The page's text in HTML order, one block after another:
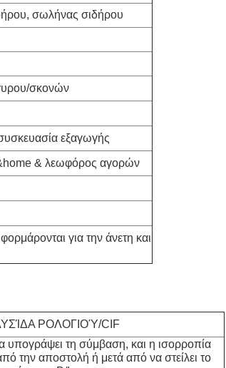
σωλήνας σιδήρου
σκονών
εξαγωγής
& λεωφόρος αγορών
για την άνετη και
ΡΟΛΟΓΙΟΎ/CIF
υπογράψει τη σύμβαση, και η ισορροπία
την αποστολή ή μετά από να στείλει το